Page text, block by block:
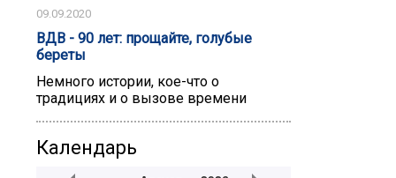
09.09.2020
ВДВ - 90 лет: прощайте, голубые
береты
Немного истории, кое-что о
традициях и о вызове времени
Календарь